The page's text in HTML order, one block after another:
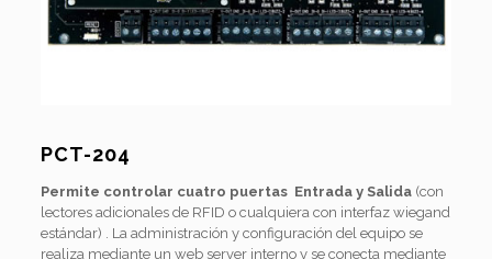
PCT-204
Permite controlar cuatro puertas Entrada y Salida(con
lectores adicionales de RFID o cualquiera con interfaz wiegand
estándar) . La administración y configuración del equipo se
realiza mediante un web server interno y se conecta mediante